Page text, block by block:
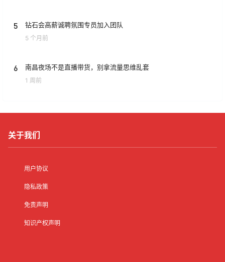
5 钻石会高薪诚聘氛围专员加入团队
5 个月前
6 南昌夜场不是直播带货，别拿流量思维乱套
1 周前
关于我们
用户协议
隐私政策
免责声明
知识产权声明